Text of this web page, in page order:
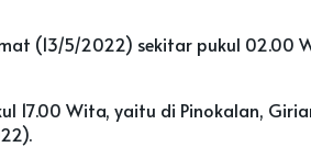
(13/5/2022) sekitar pukul 02.00
17.00 Wita, yaitu di Pinokalan,